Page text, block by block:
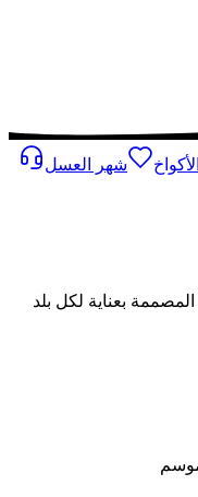
الأكواخ
شهر العسل
بعناية لكل بلد